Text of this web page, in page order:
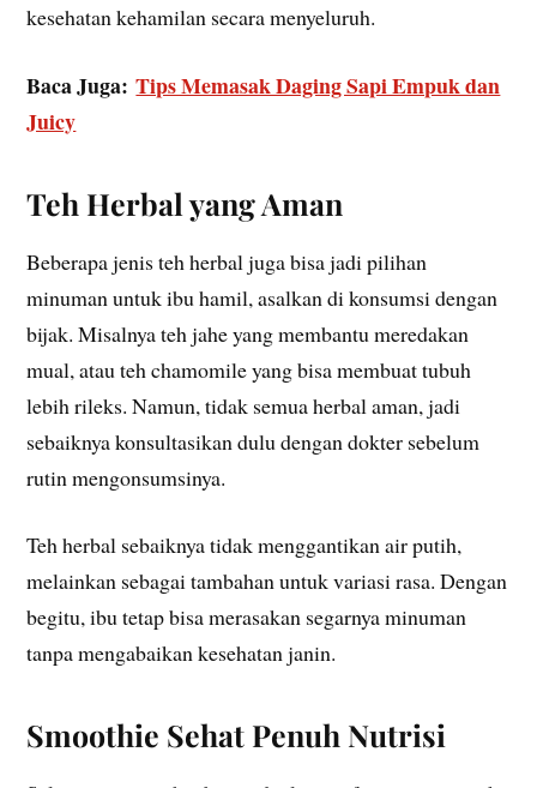
kesehatan kehamilan secara menyeluruh.
Baca Juga:Tips Memasak Daging Sapi Empuk dan
Juicy
Teh Herbal yang Aman
Beberapa jenis teh herbal juga bisa jadi pilihan
minuman untuk ibu hamil, asalkan di konsumsi dengan
bijak. Misalnya teh jahe yang membantu meredakan
mual, atau teh chamomile yang bisa membuat tubuh
lebih rileks. Namun, tidak semua herbal aman, jadi
sebaiknya konsultasikan dulu dengan dokter sebelum
rutin mengonsumsinya.
Teh herbal sebaiknya tidak menggantikan air putih,
melainkan sebagai tambahan untuk variasi rasa. Dengan
begitu, ibu tetap bisa merasakan segarnya minuman
tanpa mengabaikan kesehatan janin.
Smoothie Sehat Penuh Nutrisi